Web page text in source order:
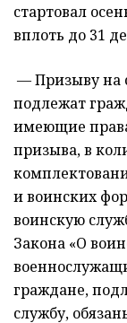
стартовал
вплоть до 31
— Призыву на
подлежат
имеющие
призыва, в
и воинских
воинскую
Закона «О
граждане,
службу,